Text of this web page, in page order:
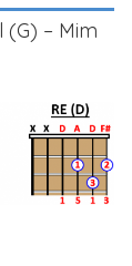
(G) – Mim